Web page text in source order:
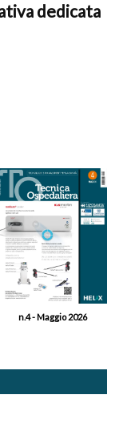
dedicata
n.4 - Maggio 2026